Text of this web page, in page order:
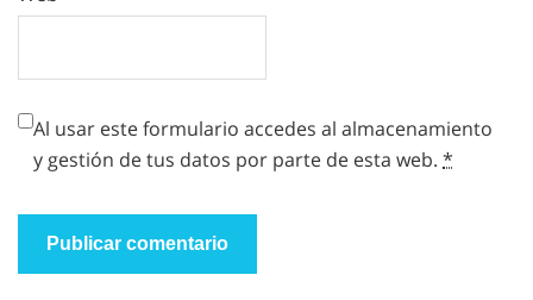
Al usar este formulario accedes al almacenamiento
y gestión de tus datos por parte de esta web. *